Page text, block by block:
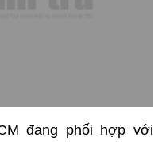
đang phối hợp với